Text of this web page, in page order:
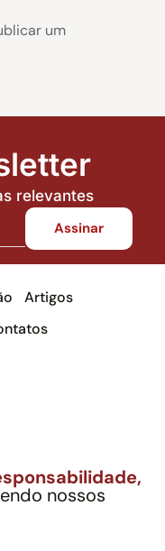
um
relevantes
Artigos
nossos